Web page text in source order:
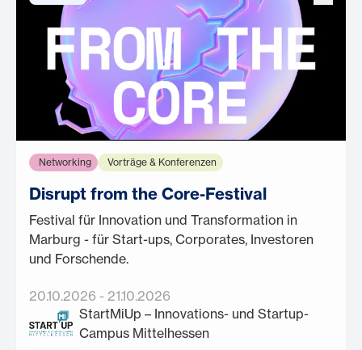
Networking Vorträge & Konferenzen
Disrupt from the Core-Festival
Festival für Innovation und Transformation in
Marburg - für Start-ups, Corporates, Investoren
und Forschende.
20.10.2026 - 21.10.2026
StartMiUp – Innovations- und Startup-
Campus Mittelhessen